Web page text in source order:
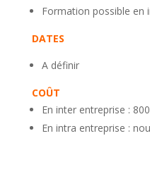
Formation possible en
DATES
A définir
COÛT
En inter entreprise :
En intra entreprise :